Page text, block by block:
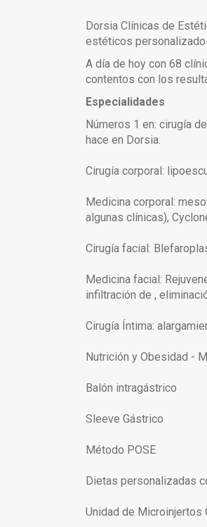
Dorsia Clínicas de
estéticos
A día de hoy con 68
contentos con los
Especialidades
Números 1 en: cirugía
hace en Dorsia.
Cirugía corporal:
Medicina corporal:
algunas clínicas),
Cirugía facial:
Medicina facial:
infiltración de ,
Cirugía Íntima:
Nutrición y Obesidad -
Balón intragástrico
Sleeve Gástrico
Método POSE
Dietas personalizadas
Unidad de Microinjertos